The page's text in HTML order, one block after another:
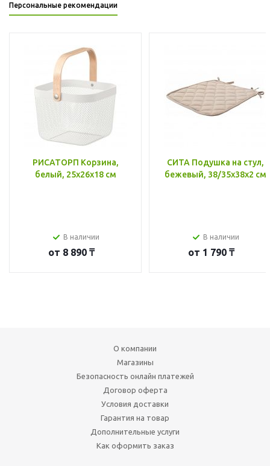
Персональные рекомендации
РИСАТОРП Корзина,
белый, 25x26x18 см
В наличии
от 8 890 ₸
СИТА Подушка на стул,
бежевый, 38/35x38x2 см
В наличии
от 1 790 ₸
О компании
Магазины
Безопасность онлайн платежей
Договор оферта
Условия доставки
Гарантия на товар
Дополнительные услуги
Как оформить заказ